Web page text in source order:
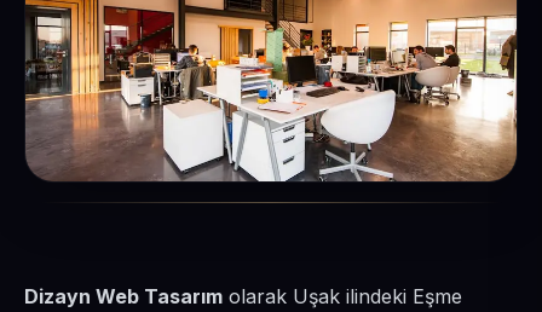
Dizayn Web Tasarım olarak Uşak ilindeki Eşme